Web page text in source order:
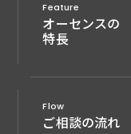
Feature
オーセンスの
特長
Flow
ご相談の流れ